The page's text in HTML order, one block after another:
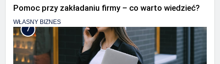
Pomoc przy zakładaniu firmy – co warto wiedzieć?
WŁASNY BIZNES
7